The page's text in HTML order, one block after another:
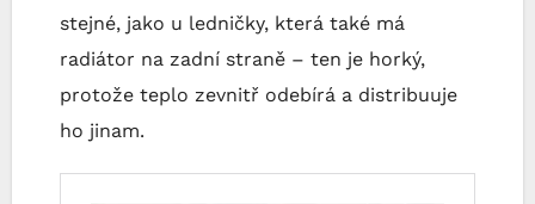
stejné, jako u ledničky, která také má
radiátor na zadní straně – ten je horký,
protože teplo zevnitř odebírá a distribuuje
ho jinam.